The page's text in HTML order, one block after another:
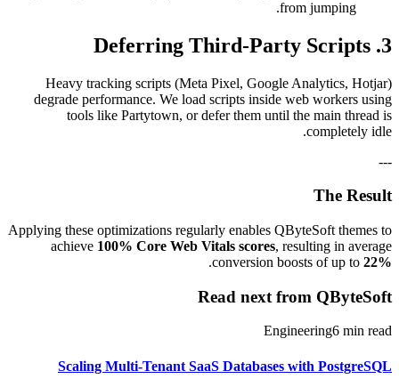
Heavy tracking scripts (Meta Pixel,
degrade performance. We load scripts
tools like Partytown, or defer them
Applying these optimizations regularly enables
achieve100% Core Web Vitals scores
.
Read
Scaling Multi-Tenant SaaS